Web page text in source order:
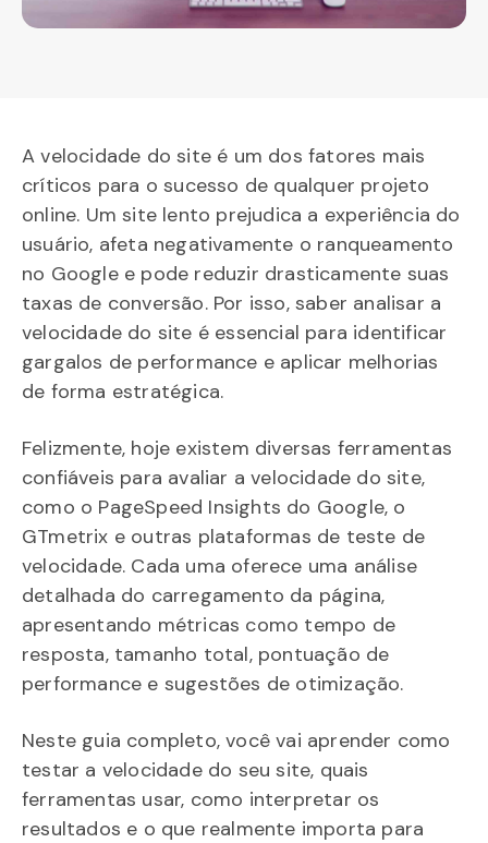
A velocidade do site é um dos fatores mais
críticos para o sucesso de qualquer projeto
online. Um site lento prejudica a experiência do
usuário, afeta negativamente o ranqueamento
no Google e pode reduzir drasticamente suas
taxas de conversão. Por isso, saber analisar a
velocidade do site é essencial para identificar
gargalos de performance e aplicar melhorias
de forma estratégica.
Felizmente, hoje existem diversas ferramentas
confiáveis para avaliar a velocidade do site,
como o PageSpeed Insights do Google, o
GTmetrix e outras plataformas de teste de
velocidade. Cada uma oferece uma análise
detalhada do carregamento da página,
apresentando métricas como tempo de
resposta, tamanho total, pontuação de
performance e sugestões de otimização.
Neste guia completo, você vai aprender como
testar a velocidade do seu site, quais
ferramentas usar, como interpretar os
resultados e o que realmente importa para